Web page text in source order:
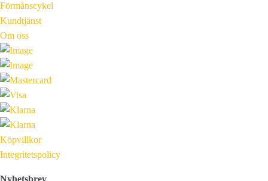
Förmånscykel
Kundtjänst
Om oss
Köpvillkor
Integritetspolicy
Nyhetsbrev